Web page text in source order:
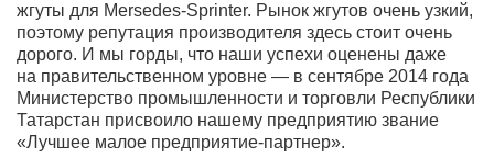
жгуты для Mersedes-Sprinter. Рынок жгутов очень узкий,
поэтому репутация производителя здесь стоит очень
дорого. И мы горды, что наши успехи оценены даже
на правительственном уровне — в сентябре 2014 года
Министерство промышленности и торговли Республики
Татарстан присвоило нашему предприятию звание
«Лучшее малое предприятие-партнер».